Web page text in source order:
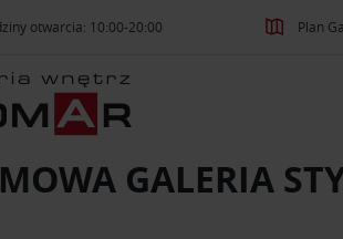
otwarcia: 10:00-20:00 Plan
GALERIA